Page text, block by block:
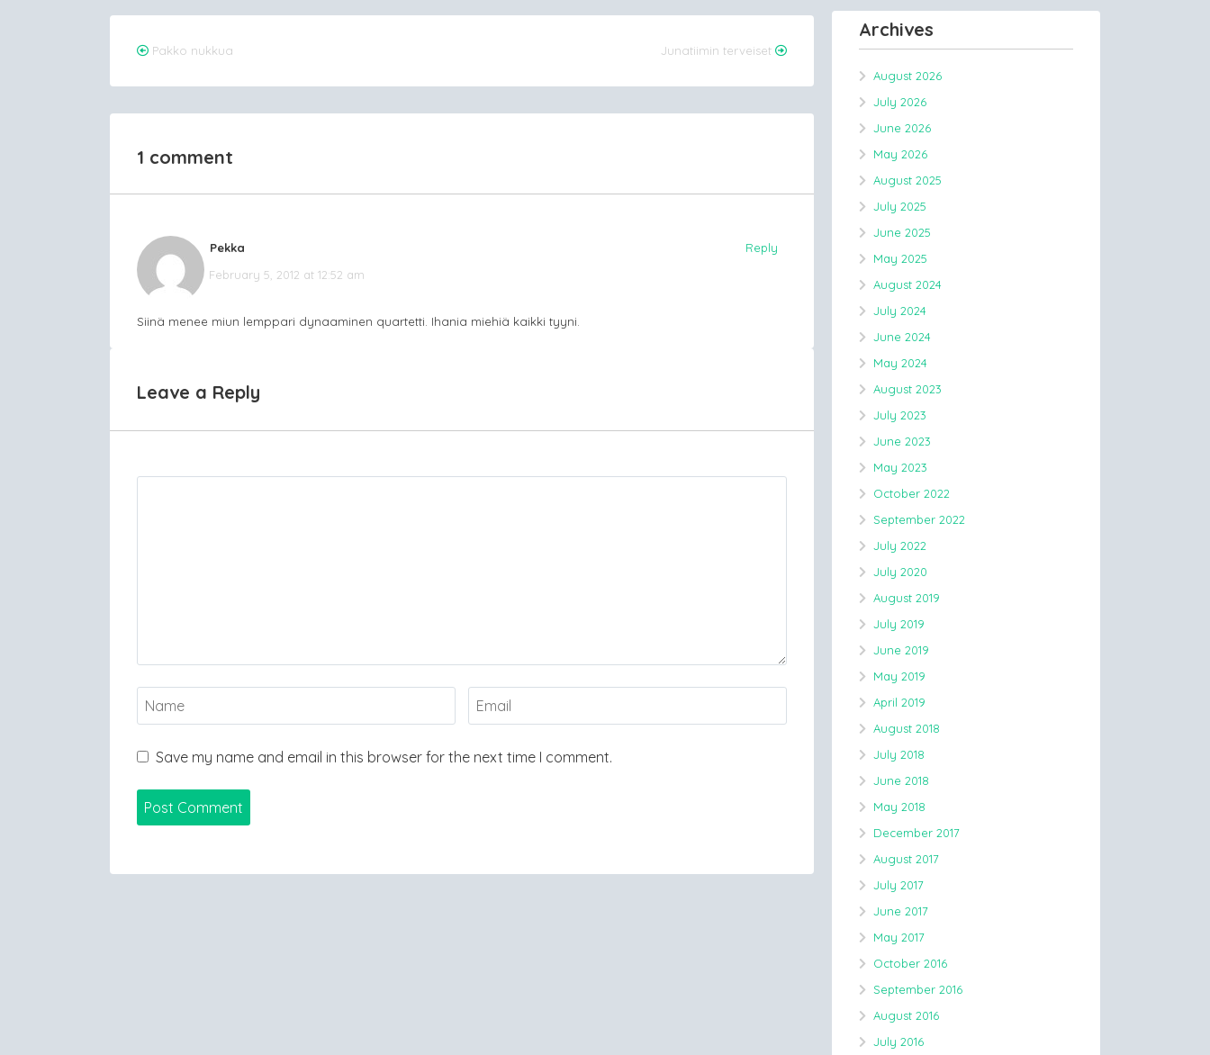
Post
navigation
Pakko nukkua Junatiimin terveiset
1 comment
Pekka
February 5, 2012 at 12:52 am
Siinä menee miun lemppari dynaaminen quartetti. Ihania miehiä kaikki tyyni.
Reply
Leave a Reply
Save my name and email in this browser for the next time I comment.
Archives
August 2026
July 2026
June 2026
May 2026
August 2025
July 2025
June 2025
May 2025
August 2024
July 2024
June 2024
May 2024
August 2023
July 2023
June 2023
May 2023
October 2022
September 2022
July 2022
July 2020
August 2019
July 2019
June 2019
May 2019
April 2019
August 2018
July 2018
June 2018
May 2018
December 2017
August 2017
July 2017
June 2017
May 2017
October 2016
September 2016
August 2016
July 2016